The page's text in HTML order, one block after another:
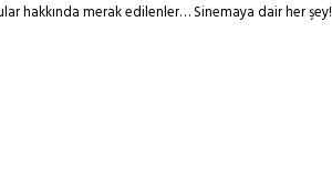
hakkında merak edilenler… Sinemaya dair her şey!